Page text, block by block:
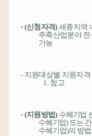
◦(신청자격) 세종지역
주축산업분야 전·
가능
- 지원대상별 지원자
1. 참고
◦(지원방법) 수혜기업
수혜기업) 또는
수혜기업)의 방